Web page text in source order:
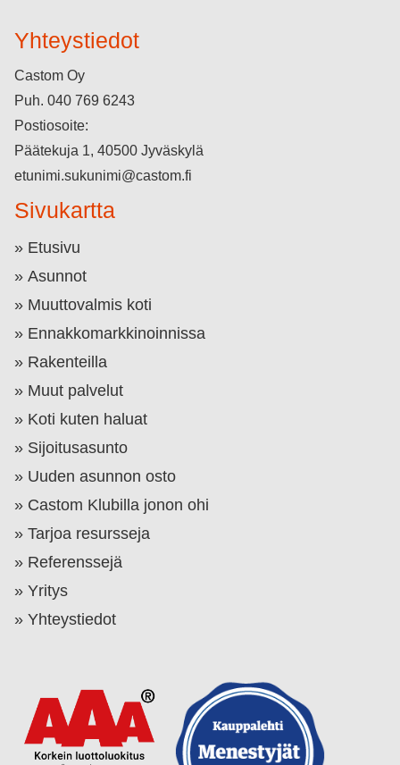
Yhteystiedot
Castom Oy
Puh. 040 769 6243
Postiosoite:
Päätekuja 1, 40500 Jyväskylä
etunimi.sukunimi@castom.fi
Sivukartta
Etusivu
Asunnot
Muuttovalmis koti
Ennakkomarkkinoinnissa
Rakenteilla
Muut palvelut
Koti kuten haluat
Sijoitusasunto
Uuden asunnon osto
Castom Klubilla jonon ohi
Tarjoa resursseja
Referenssejä
Yritys
Yhteystiedot